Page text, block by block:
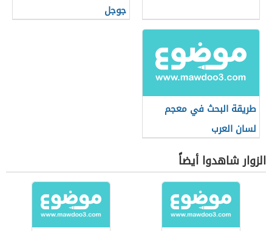
جوجل
طريقة البحث في معجم
لسان العرب
الزوار شاهدوا أيضاً